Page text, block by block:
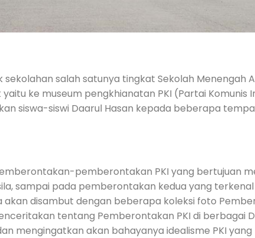
salah satunya tingkat Sekolah Menengah
ke museum pengkhianatan PKI (Partai Komunis
siswa-siswi Daarul Hasan kepada beberapa
pemberontakan PKI yang bertujuan
sampai pada pemberontakan kedua yang
disambut dengan beberapa koleksi foto
tentang Pemberontakan PKI di berbagai
mengingatkan akan bahayanya idealisme PKI